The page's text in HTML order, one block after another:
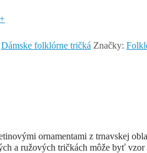
+
Dámske folklórne tričká Značky:
ornamentami z trnavskej
a ružových tričkách môže byť